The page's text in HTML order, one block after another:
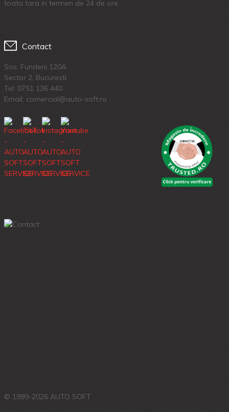
toata tara in termen de 24 de ore.
Contact
Sos. Fundeni 120A
Sector 2, Bucuresti
Tel: 0751 136 440
Email: comercial@auto-soft.ro
© 1999-2026 AUTO SOFT